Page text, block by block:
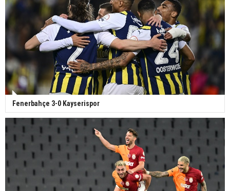
Fenerbahçe 3-0 Kayserispor